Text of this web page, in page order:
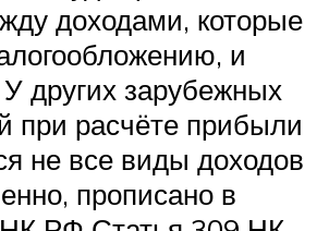
доходами, которые
и
других зарубежных
при расчёте прибыли
не все виды доходов
прописано в